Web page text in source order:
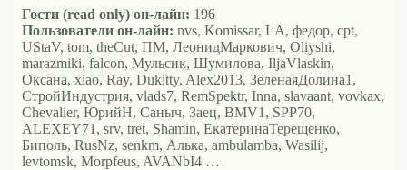
Гости (read only) он-лайн: 196
Пользователи он-лайн: nvs, Komissar, LA, федор, cpt,
UStaV, tom, theCut, ПМ, ЛеонидМаркович, Oliyshi,
marazmiki, falcon, Мульсик, Шумилова, IljaVlaskin,
Оксана, xiao, Ray, Dukitty, Alex2013, ЗеленаяДолина1,
СтройИндустрия, vlads7, RemSpektr, Inna, slavaant, vovkax,
Chevalier, ЮрийН, Саныч, Заец, BMV1, SPP70,
ALEXEY71, srv, tret, Shamin, ЕкатеринаТерещенко,
Биполь, RusNz, senkm, Алька, ambulamba, Wasilij,
levtomsk, Morpfeus, AVANbI4 …